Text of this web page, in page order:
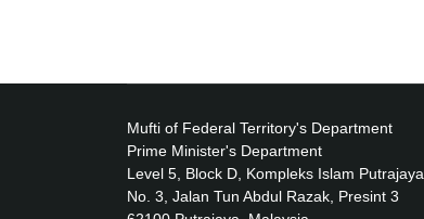
Mufti of Federal Territory's Department
Prime Minister's Department
Level 5, Block D, Kompleks Islam Putrajaya
No. 3, Jalan Tun Abdul Razak, Presint 3